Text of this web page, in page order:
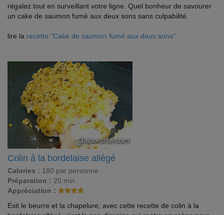
régalez tout en surveillant votre ligne. Quel bonheur de savourer
un cake de saumon fumé aux deux sons sans culpabilité.
lire la recette "Cake de saumon fumé aux deux sons"
Colin à la bordelaise allégé
Calories : 180 par personne
Préparation : 20 min
Appréciation :
Exit le beurre et la chapelure, avec cette recette de colin à la